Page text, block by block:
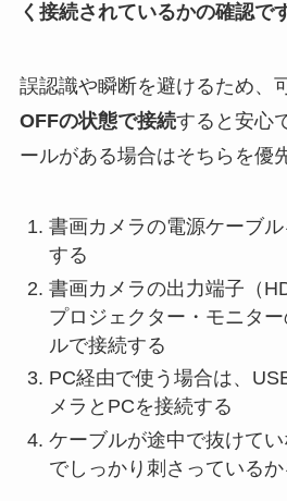
く接続されているかの確認で
誤認識や瞬断を避けるため、
OFFの状態で接続すると安心
ールがある場合はそちらを優
書画カメラの電源ケーブ
する
書画カメラの出力端子（
プロジェクター・モニタ
ルで接続する
PC経由で使う場合は、
メラとPCを接続する
ケーブルが途中で抜けて
でしっかり刺さっている